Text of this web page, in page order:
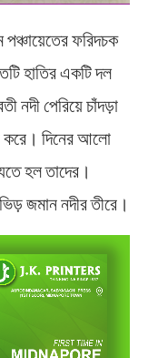
পঞ্চায়েতের ফরিদচক
হাতির একটি দল
নদী পেরিয়ে চাঁদড়া
করে। দিনের আলো
হল তাদের।
জমান নদীর তীরে।